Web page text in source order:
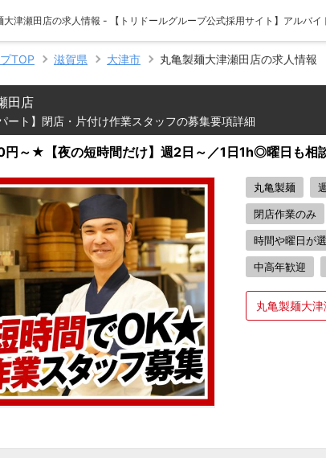
大津瀬田店の求人情報 - 【トリドールグループ公式採用サイト】アルバイ
TOP 滋賀県 大津市 丸亀製麺大津瀬田店の求人情報
田店
ート】閉店・片付け作業スタッフの募集要項詳細
円～★【夜の短時間だけ】週2日～／1日1h◎曜日も相
丸亀製麺
閉店作業のみ
時間や曜日が
中高年歓迎
丸亀製麺大